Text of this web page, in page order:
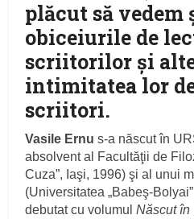
plăcut să vedem
obiceiurile de
scriitorilor şi
intimitatea lor
scriitori.
Vasile Ernu s-a născut în
absolvent al Facultăţii de
Cuza”, Iaşi, 1996) şi al unui
(Universitatea „Babeş-
debutat cu volumulNăscut în